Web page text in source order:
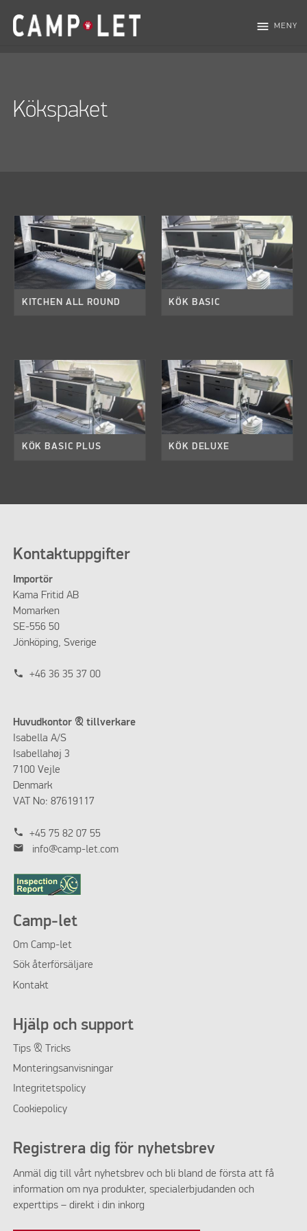
menu MENY
Kökspaket
KITCHEN ALL ROUND KÖK BASIC
KÖK BASIC PLUS KÖK DELUXE
Kontaktuppgifter
Importör
Kama Fritid AB
Momarken
SE-556 50
Jönköping, Sverige
phone +46 36 35 37 00
Huvudkontor & tillverkare
Isabella A/S
Isabellahøj 3
7100 Vejle
Denmark
VAT No: 87619117
phone +45 75 82 07 55
mail info@camp-let.com
Camp-let
Om Camp-let
Sök återförsäljare
Kontakt
Hjälp och support
Tips & Tricks
Monteringsanvisningar
Integritetspolicy
Cookiepolicy
Registrera dig för nyhetsbrev
Anmäl dig till vårt nyhetsbrev och bli bland de första att få
information om nya produkter, specialerbjudanden och
experttips – direkt i din inkorg